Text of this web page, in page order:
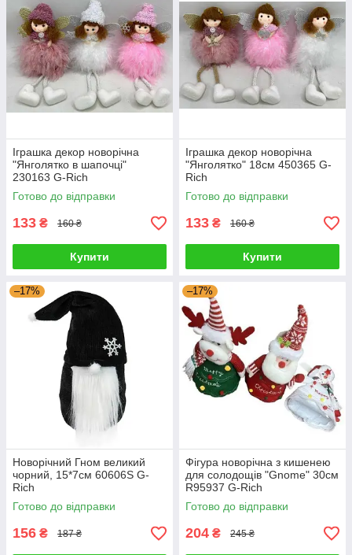
Іграшка декор новорічна
"Янголятко в шапочці"
230163 G-Rich
Готово до відправки
133 ₴ 160 ₴
Купити
Іграшка декор новорічна
"Янголятко" 18см 450365 G-
Rich
Готово до відправки
133 ₴ 160 ₴
Купити
–17%
Новорічний Гном великий
чорний, 15*7см 60606S G-
Rich
Готово до відправки
156 ₴ 187 ₴
–17%
Фігура новорічна з кишенею
для солодощів "Gnome" 30см
R95937 G-Rich
Готово до відправки
204 ₴ 245 ₴